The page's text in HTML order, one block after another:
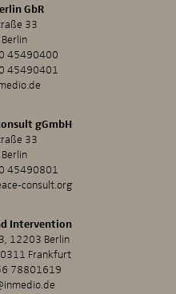
GbR
33
45490400
45490401
gGmbH
33
45490801
consult.org
Intervention
12203 Berlin
Frankfurt
78801619